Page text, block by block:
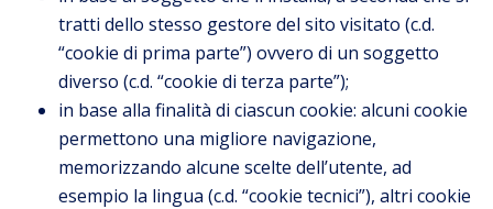
tratti dello stesso gestore del sito visitato (c.d.
“cookie di prima parte”) ovvero di un soggetto
diverso (c.d. “cookie di terza parte”);
in base alla finalità di ciascun cookie: alcuni cookie
permettono una migliore navigazione,
memorizzando alcune scelte dell’utente, ad
esempio la lingua (c.d. “cookie tecnici”), altri cookie